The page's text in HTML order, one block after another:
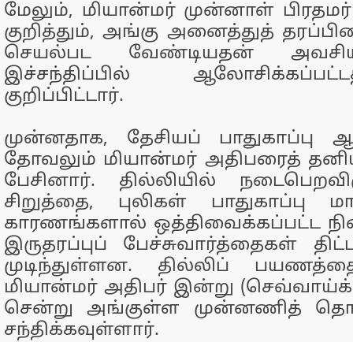
மேலும், மியான்மர் முன்னாள்
குறித்தும், அங்கு அனைத்துத்
செயல்பட வேண்டியதன்
இச்சந்திப்பில்
குறிப்பிட்டார்.
முன்னதாக, தேசியப்
தோவலும் மியான்மர் அதிபரைத்
பேசினார். தில்லியில்
சிறுத்தை, புலிகள் பாதுகாப்பு
காரணங்களால் ஒத்திவைக்கப்பட்ட
இருதரப்புப் பேச்சுவார்த்தைகள்
முடிந்துள்ளன. தில்லிப்
மியான்மர் அதிபர் இன்று
சென்று அங்குள்ள முன்னணித்
சந்திக்கவுள்ளார்.